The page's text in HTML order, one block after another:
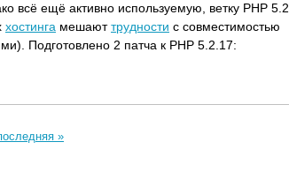
всё ещё активно используемую, ветку PHP 5.2
хостинга мешаюттрудности с совместимостью
Подготовлено 2 патча к PHP 5.2.17:
»